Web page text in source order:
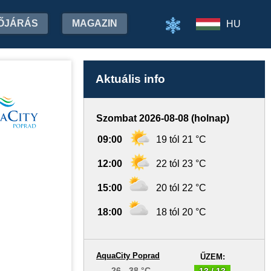
MAGAZIN HU
Aktuális info
Szombat 2026-08-08 (holnap)
09:00 19 tól 21 °C
12:00 22 tól 23 °C
15:00 20 tól 22 °C
18:00 18 tól 20 °C
ŰZEM:
AquaCity Poprad